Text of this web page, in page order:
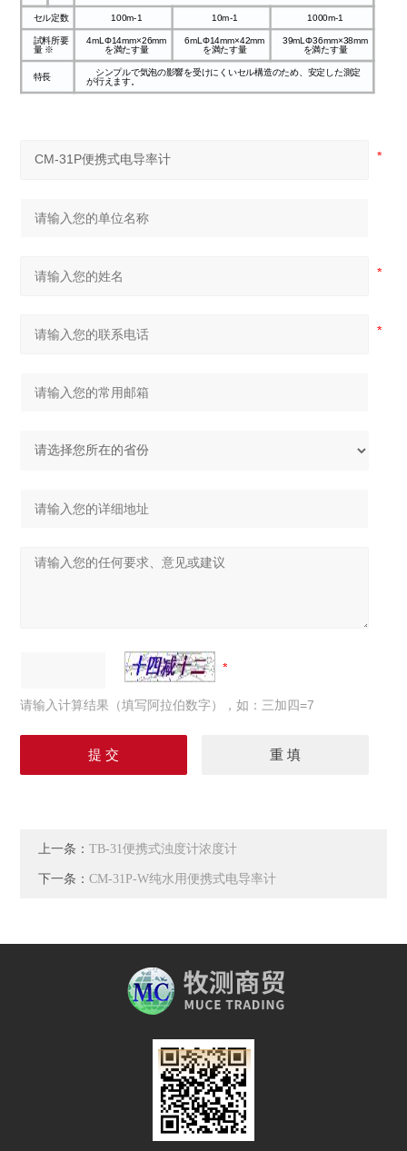
セル定数 100m-1 10m-1 1000m-1
試料所要
量 ※
4mLΦ14mm×26mm
を満たす量
6mLΦ14mm×42mm
を満たす量
39mLΦ36mm×38mm
を満たす量
特長
シンプルで気泡の影響を受けにくいセル構造のため、安定した測定
が行えます。
请输入计算结果（填写阿拉伯数字），如：三加四=7
上一条：TB-31便携式浊度计浓度计
下一条：CM-31P-W纯水用便携式电导率计